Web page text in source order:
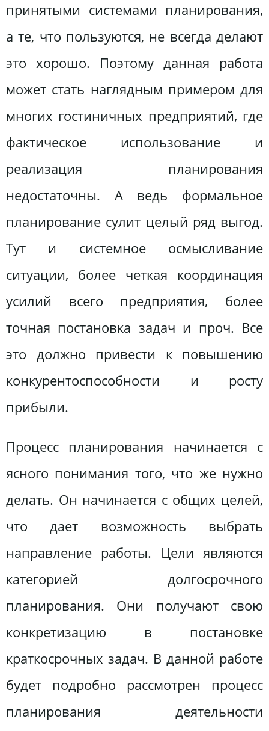
принятыми системами планирования,
а те, что пользуются, не всегда делают
это хорошо. Поэтому данная работа
может стать наглядным примером для
многих гостиничных предприятий, где
фактическое использование и
реализация планирования
недостаточны. А ведь формальное
планирование сулит целый ряд выгод.
Тут и системное осмысливание
ситуации, более четкая координация
усилий всего предприятия, более
точная постановка задач и проч. Все
это должно привести к повышению
конкурентоспособности и росту
прибыли.
Процесс планирования начинается с
ясного понимания того, что же нужно
делать. Он начинается с общих целей,
что дает возможность выбрать
направление работы. Цели являются
категорией долгосрочного
планирования. Они получают свою
конкретизацию в постановке
краткосрочных задач. В данной работе
будет подробно рассмотрен процесс
планирования деятельности